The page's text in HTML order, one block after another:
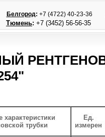
Белгород: +7 (4722) 40-23-36
Тюмень: +7 (3452) 56-56-35
трубки
Ед.
измерен